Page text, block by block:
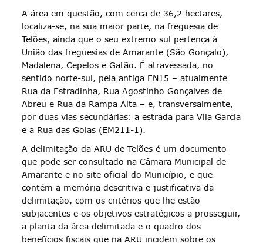
A área em questão, com cerca de 36,2 hectares,
localiza-se, na sua maior parte, na freguesia de
Telões, ainda que o seu extremo sul pertença à
União das freguesias de Amarante (São Gonçalo),
Madalena, Cepelos e Gatão. É atravessada, no
sentido norte-sul, pela antiga EN15 – atualmente
Rua da Estradinha, Rua Agostinho Gonçalves de
Abreu e Rua da Rampa Alta – e, transversalmente,
por duas vias secundárias: a estrada para Vila Garcia
e a Rua das Golas (EM211-1).
A delimitação da ARU de Telões é um documento
que pode ser consultado na Câmara Municipal de
Amarante e no site oficial do Município, e que
contém a memória descritiva e justificativa da
delimitação, com os critérios que lhe estão
subjacentes e os objetivos estratégicos a prosseguir,
a planta da área delimitada e o quadro dos
benefícios fiscais que na ARU incidem sobre os